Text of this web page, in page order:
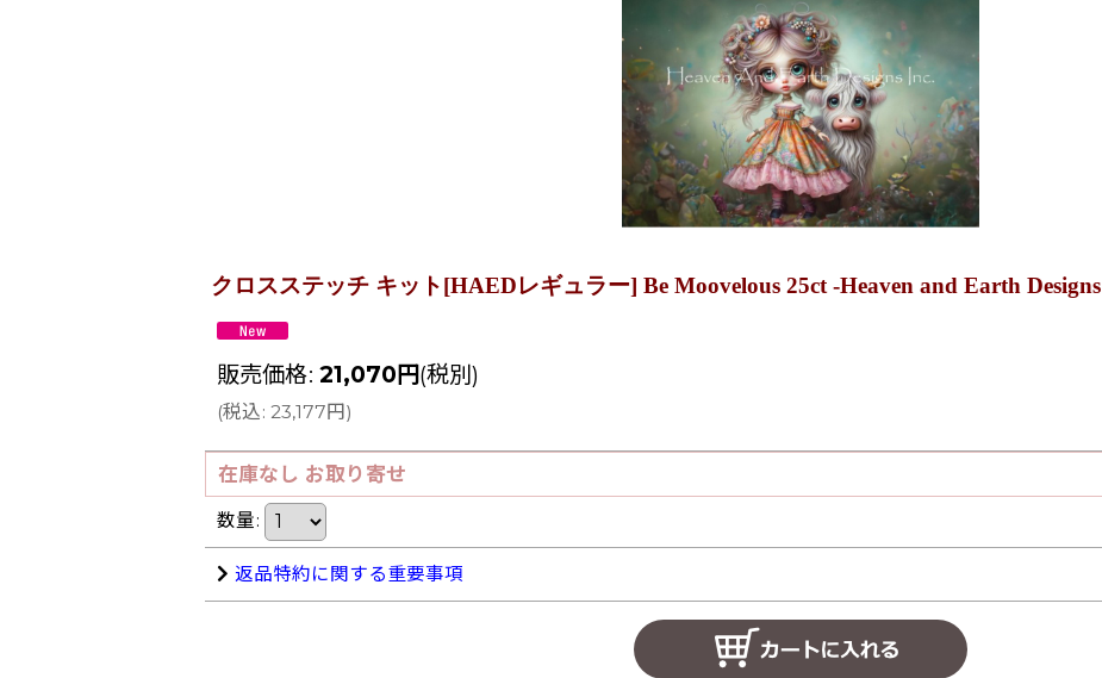
クロスステッチ キット[HAEDレギュラー] Be Moovelous 25ct -Heaven and Earth Designs
販売価格: 21,070円(税別)
(税込: 23,177円)
在庫なし お取り寄せ
数量:
返品特約に関する重要事項